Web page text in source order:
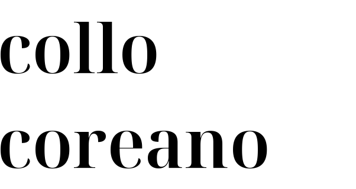
collo
coreano